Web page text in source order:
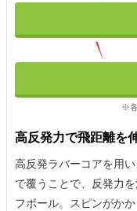
※
高反発力で飛距離を
高反発ラバーコアを用
で覆うことで、反発力
フボール。スピンがか